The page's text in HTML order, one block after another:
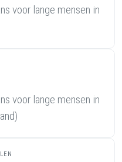
voor lange mensen in
voor lange mensen in